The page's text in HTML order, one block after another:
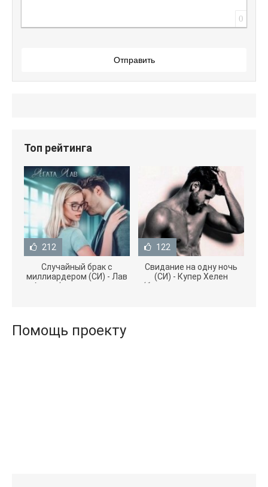
0
Отправить
Топ рейтинга
212
Случайный брак с
миллиардером (СИ) - Лав
Агата (полная версия
122
Свидание на одну ночь
(СИ) - Купер Хелен
(бесплатные серии книг
Помощь проекту